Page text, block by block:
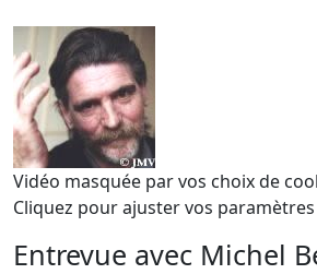
Vidéo masquée par vos choix de
Cliquez pour ajuster vos
Entrevue avec Michel